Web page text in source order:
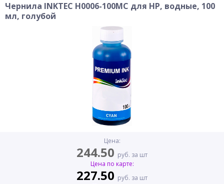
Чернила INKTEC H0006-100MC для HP, водные, 100
мл, голубой
Цена:
244.50 руб. за шт
Цена по карте:
227.50 руб. за шт